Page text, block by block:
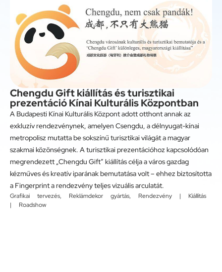
Chengdu Gift kiállítás és turisztikai
prezentáció Kínai Kulturális Központban
A Budapesti Kínai Kulturális Központ adott otthont annak az
exkluzív rendezvénynek, amelyen Csengdu, a délnyugat-kínai
metropolisz mutatta be sokszínű turisztikai világát a magyar
szakmai közönségnek. A turisztikai prezentációhoz kapcsolódóan
megrendezett „Chengdu Gift” kiállítás célja a város gazdag
kézműves és kreatív iparának bemutatása volt – ehhez biztosította
a Fingerprint a rendezvény teljes vizuális arculatát.
Grafikai tervezés, Reklámdekor gyártás, Rendezvény | Kiállítás
| Roadshow